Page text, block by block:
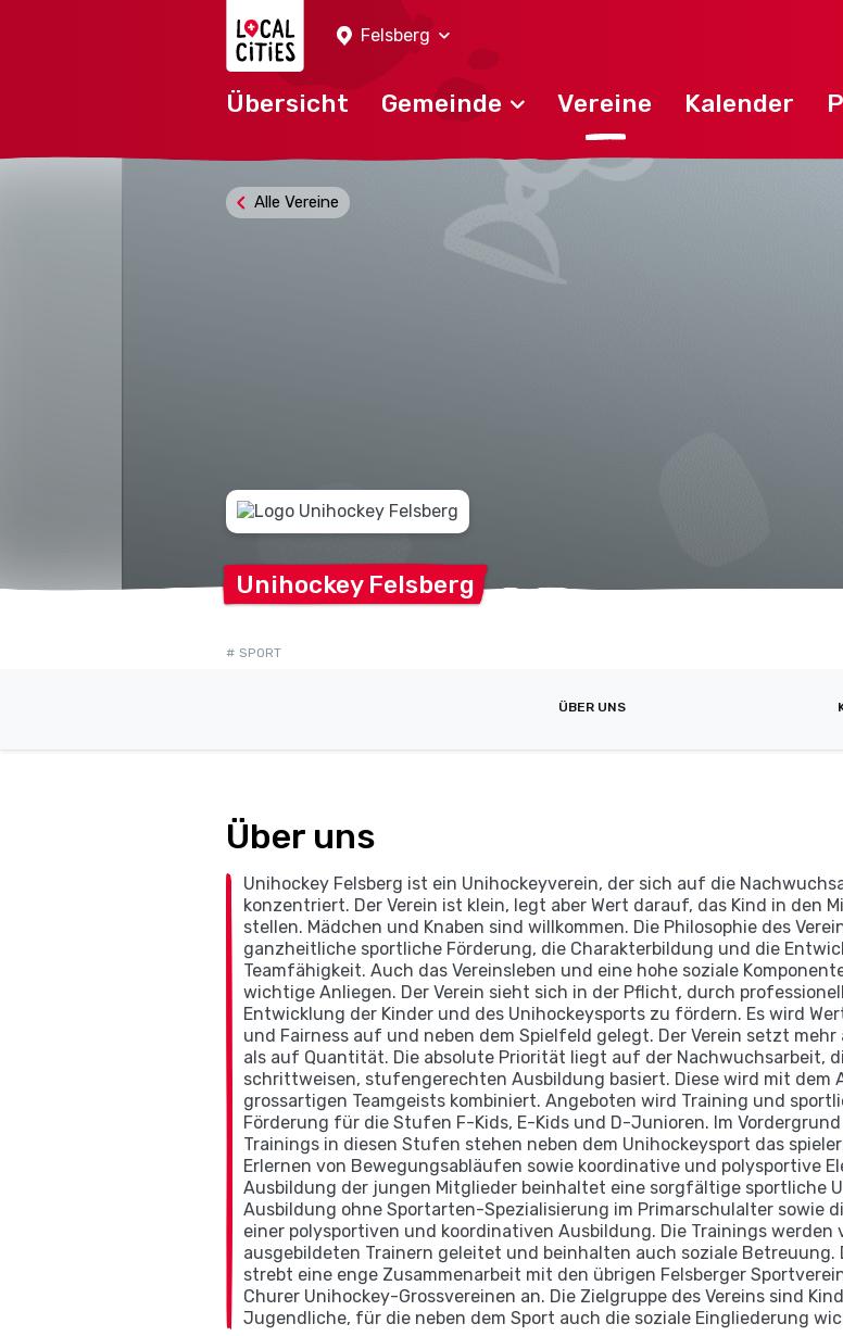
Felsberg
Übersicht Gemeinde Vereine Kalender
Unihockey Felsberg
Alle Vereine
# SPORT
ÜBER UNS
Über uns
Unihockey Felsberg ist ein Unihockeyverein, der sich auf die
konzentriert. Der Verein ist klein, legt aber Wert darauf, das Kind in den
stellen. Mädchen und Knaben sind willkommen. Die Philosophie des
ganzheitliche sportliche Förderung, die Charakterbildung und die
Teamfähigkeit. Auch das Vereinsleben und eine hohe soziale
wichtige Anliegen. Der Verein sieht sich in der Pflicht, durch
Entwicklung der Kinder und des Unihockeysports zu fördern. Es wird
und Fairness auf und neben dem Spielfeld gelegt. Der Verein setzt
als auf Quantität. Die absolute Priorität liegt auf der Nachwuchsarbeit,
schrittweisen, stufengerechten Ausbildung basiert. Diese wird mit dem
grossartigen Teamgeists kombiniert. Angeboten wird Training und
Förderung für die Stufen F-Kids, E-Kids und D-Junioren. Im
Trainings in diesen Stufen stehen neben dem Unihockeysport das
Erlernen von Bewegungsabläufen sowie koordinative und polysportive
Ausbildung der jungen Mitglieder beinhaltet eine sorgfältige sportliche
Ausbildung ohne Sportarten-Spezialisierung im Primarschulalter sowie
einer polysportiven und koordinativen Ausbildung. Die Trainings werden
ausgebildeten Trainern geleitet und beinhalten auch soziale Betreuung.
strebt eine enge Zusammenarbeit mit den übrigen Felsberger
Churer Unihockey-Grossvereinen an. Die Zielgruppe des Vereins sind
Jugendliche, für die neben dem Sport auch die soziale Eingliederung